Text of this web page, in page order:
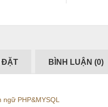
ĐẶT BÌNH LUẬN (0)
PHP&MYSQL